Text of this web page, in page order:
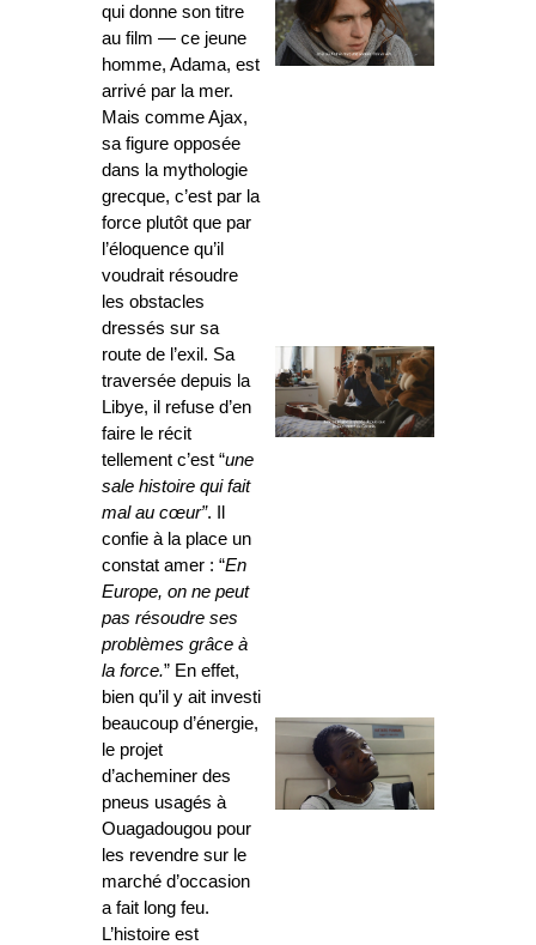
qui donne son titre
au film — ce jeune
homme, Adama, est
arrivé par la mer.
Mais comme Ajax,
sa figure opposée
dans la mythologie
grecque, c’est par la
force plutôt que par
l’éloquence qu’il
voudrait résoudre
les obstacles
dressés sur sa
route de l’exil. Sa
traversée depuis la
Libye, il refuse d’en
faire le récit
tellement c’est “une
sale histoire qui fait
mal au cœur”. Il
confie à la place un
constat amer : “En
Europe, on ne peut
pas résoudre ses
problèmes grâce à
la force.” En effet,
bien qu’il y ait investi
beaucoup d’énergie,
le projet
d’acheminer des
pneus usagés à
Ouagadougou pour
les revendre sur le
marché d’occasion
a fait long feu.
L’histoire est